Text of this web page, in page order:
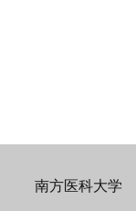
南方医科大学